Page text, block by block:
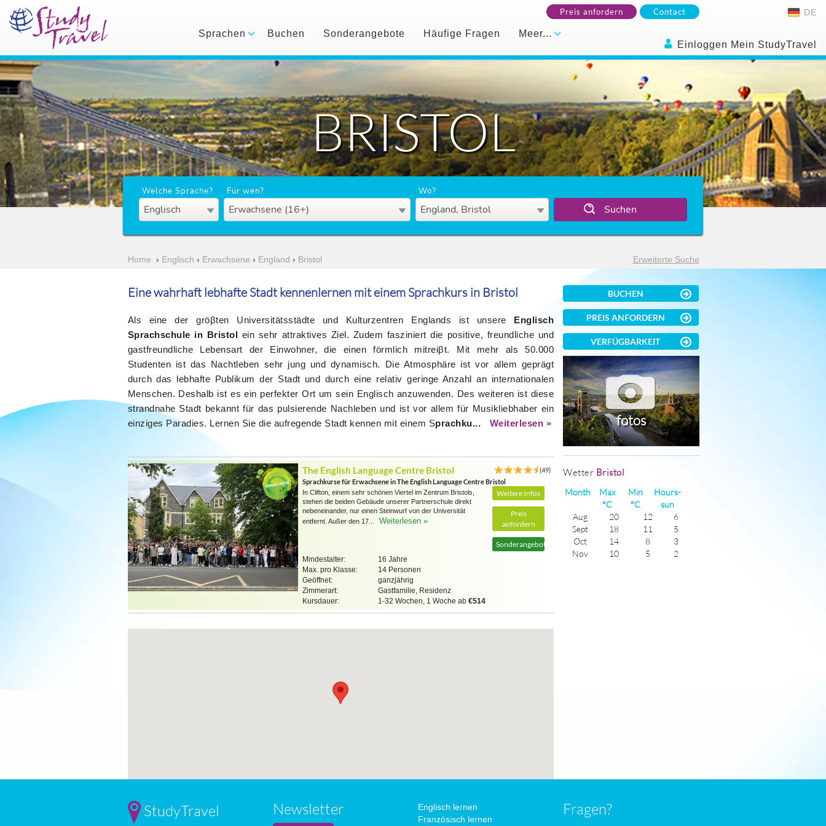
Preis anfordern Contact DE
Einloggen Mein StudyTravel
Sprachen Buchen Sonderangebote Häufige Fragen Meer...
BRISTOL
Welche Sprache?
Englisch
Für wen?
Erwachsene (16+)
Wo?
England, Bristol Suchen
Home › Englisch › Erwachsene › England › Bristol Erweiterte Suche
Eine wahrhaft lebhafte Stadt kennenlernen mit einem Sprachkurs in Bristol
Als eine der gröβten Universitätsstädte und Kulturzentren Englands ist unsere Englisch
Sprachschule in Bristol ein sehr attraktives Ziel. Zudem fasziniert die positive, freundliche und
gastfreundliche Lebensart der Einwohner, die einen förmlich mitreiβt. Mit mehr als 50.000
Studenten ist das Nachtleben sehr jung und dynamisch. Die Atmosphäre ist vor allem geprägt
durch das lebhafte Publikum der Stadt und durch eine relativ geringe Anzahl an internationalen
Menschen. Deshalb ist es ein perfekter Ort um sein Englisch anzuwenden. Des weiteren ist diese
strandnahe Stadt bekannt für das pulsierende Nachleben und ist vor allem für Musikliebhaber ein
einziges Paradies. Lernen Sie die aufregende Stadt kennen mit einem Sprachku... Weiterlesen »
The English Language Centre Bristol
(49)
Sprachkurse für Erwachsene in The English Language Centre Bristol
Weitere Infos
Preis
anfordern
Sonderangebote
In Clifton, einem sehr schönen Viertel im Zentrum Bristols,
stehen die beiden Gebäude unserer Partnerschule direkt
nebeneinander, nur einen Steinwurf von der Universität
entfernt. Außer den 17...
Weiterlesen »
Mindestalter:
16 Jahre
Max. pro Klasse:
14 Personen
Geöffnet:
ganzjährig
Zimmerart:
Gastfamilie, Residenz
Kursdauer:
1-32 Wochen, 1 Woche ab €514
BUCHEN
PREIS ANFORDERN
VERFÜGBARKEIT
fotos
Wetter Bristol
Month
Max
°C
Min
°C
Hours-
sun
Aug
20 12
6
Sept
18 11
5
Oct
14 8
3
Nov
10 5
2
StudyTravel Newsletter
Englisch lernen
Französisch lernen
Fragen?